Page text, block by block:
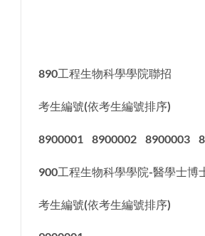
890工程生物科學學院
考生編號(依考生編號排序)
8900001 8900002 8900003
900工程生物科學學院-醫學
考生編號(依考生編號排序)